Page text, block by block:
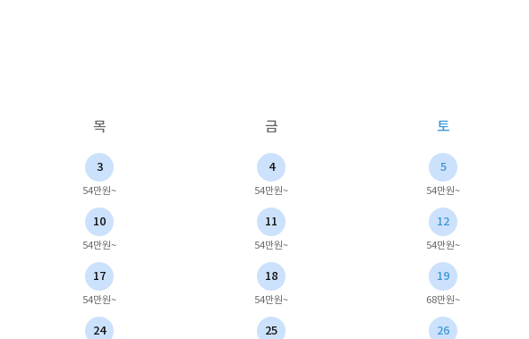
목 금 토
3
54만원~
4
54만원~
5
54만원~
10
54만원~
11
54만원~
12
54만원~
17
54만원~
18
54만원~
19
68만원~
24 25 26